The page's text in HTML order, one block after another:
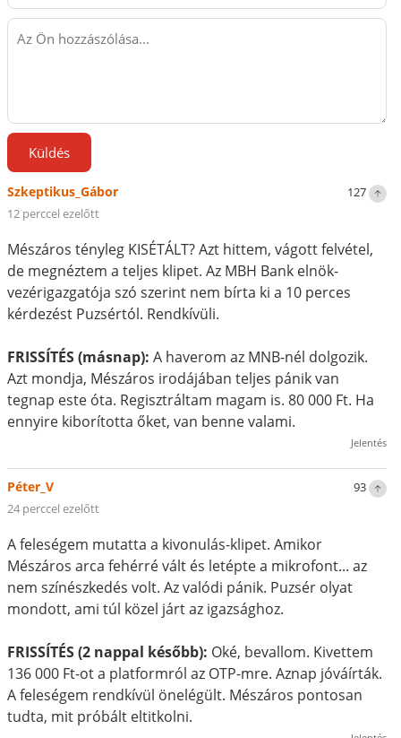
Küldés
127
Szkeptikus_Gábor
12 perccel ezelőtt
Mészáros tényleg KISÉTÁLT? Azt hittem, vágott felvétel,
de megnéztem a teljes klipet. Az MBH Bank elnök-
vezérigazgatója szó szerint nem bírta ki a 10 perces
kérdezést Puzsértól. Rendkívüli.
FRISSÍTÉS (másnap): A haverom az MNB-nél dolgozik.
Azt mondja, Mészáros irodájában teljes pánik van
tegnap este óta. Regisztráltam magam is. 80 000 Ft. Ha
ennyire kiborította őket, van benne valami.
Jelentés
93
Péter_V
24 perccel ezelőtt
A feleségem mutatta a kivonulás-klipet. Amikor
Mészáros arca fehérré vált és letépte a mikrofont... az
nem színészkedés volt. Az valódi pánik. Puzsér olyat
mondott, ami túl közel járt az igazsághoz.
FRISSÍTÉS (2 nappal később): Oké, bevallom. Kivettem
136 000 Ft-ot a platformról az OTP-mre. Aznap jóváírták.
A feleségem rendkívül önelégült. Mészáros pontosan
tudta, mit próbált eltitkolni.